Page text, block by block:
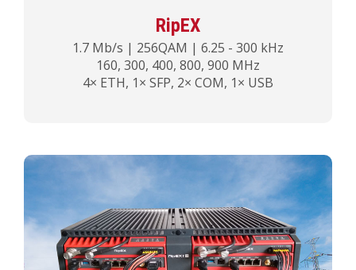
RipEX
1.7 Mb/s | 256QAM | 6.25 - 300 kHz
160, 300, 400, 800, 900 MHz
4× ETH, 1× SFP, 2× COM, 1× USB